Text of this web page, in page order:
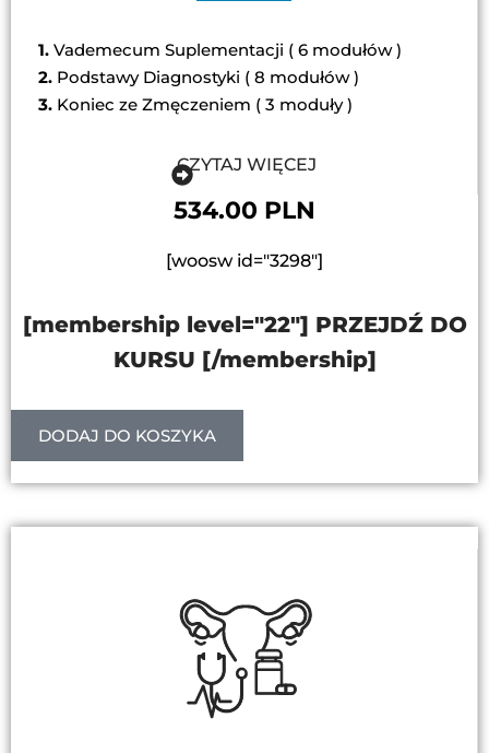
1. Vademecum Suplementacji ( 6 modułów )
2. Podstawy Diagnostyki ( 8 modułów )
3. Koniec ze Zmęczeniem ( 3 moduły )
CZYTAJ WIĘCEJ
534.00 PLN
[woosw id="3298"]
[membership level="22"] PRZEJDŹ DO
KURSU [/membership]
DODAJ DO KOSZYKA